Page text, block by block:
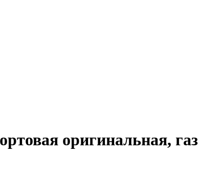
оригинальная, газ